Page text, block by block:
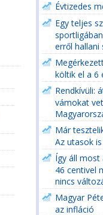
Évtizedes
Egy teljes
erről hallani
költik el a 6
Rendkívüli:
vámokat
Már
Az utasok
Így áll most
46 centivel
nincs
Magyar
az infláció